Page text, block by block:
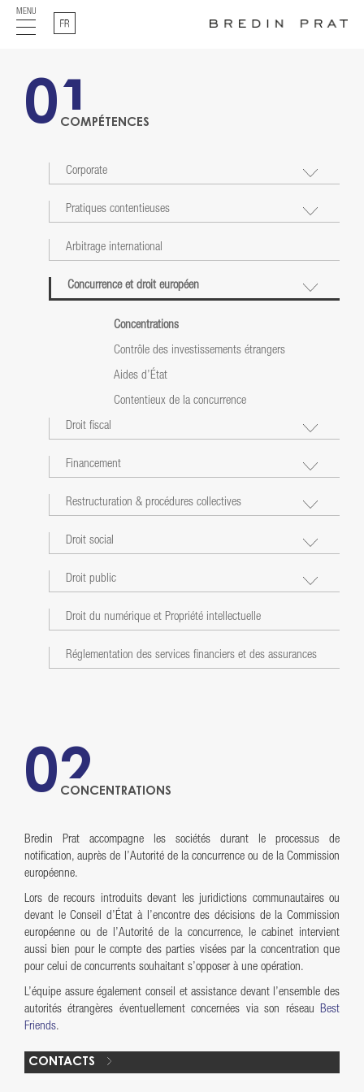
MENU Français
01COMPÉTENCES
Corporate
Pratiques contentieuses
Arbitrage international
Concurrence et droit européen
Concentrations
Contrôle des investissements étrangers
Aides d’État
Contentieux de la concurrence
Droit fiscal
Financement
Restructuration & procédures collectives
Droit social
Droit public
Droit du numérique et Propriété intellectuelle
Réglementation des services financiers et des assurances
CONCENTRATIONS
02
Bredin Prat accompagne les sociétés durant le processus de
notification, auprès de l’Autorité de la concurrence ou de la Commission
européenne.
Lors de recours introduits devant les juridictions communautaires ou
devant le Conseil d’État à l’encontre des décisions de la Commission
européenne ou de l’Autorité de la concurrence, le cabinet intervient
aussi bien pour le compte des parties visées par la concentration que
pour celui de concurrents souhaitant s’opposer à une opération.
L’équipe assure également conseil et assistance devant l’ensemble des
autorités étrangères éventuellement concernées via son réseau Best
Friends.
CONTACTS